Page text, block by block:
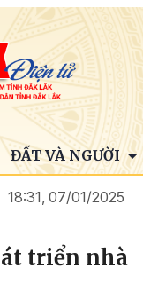
ĐẤT VÀ NGƯỜI
18:31, 07/01/2025
triển nhà